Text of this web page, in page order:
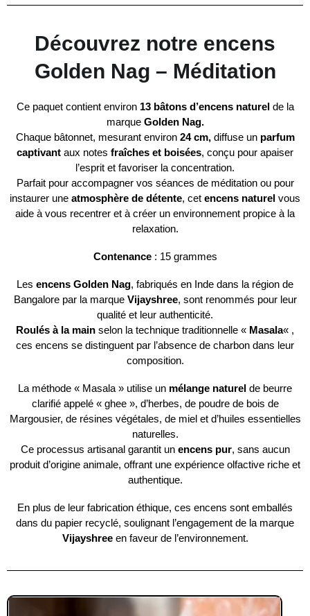
Découvrez notre encens
Golden Nag – Méditation
Ce paquet contient environ 13 bâtons d’encens naturelde la
marque Golden Nag.
Chaque bâtonnet, mesurant environ 24 cm,diffuse un parfum
captivant aux notes fraîches et boisées, conçu pour apaiser
l’esprit et favoriser la concentration.
Parfait pour accompagner vos séances de méditation ou pour
instaurer une atmosphère de détente, cet encens naturel vous
aide à vous recentrer et à créer un environnement propice à la
relaxation.
Contenance: 15 grammes
Les encens Golden Nag, fabriqués en Inde dans la région de
Bangalore par la marque Vijayshree, sont renommés pour leur
qualité et leur authenticité.
Roulés à la main selon la technique traditionnelle « Masala« ,
ces encens se distinguent par l’absence de charbon dans leur
composition.
La méthode « Masala » utilise un mélange naturel de beurre
clarifié appelé « ghee », d’herbes, de poudre de bois de
Margousier, de résines végétales, de miel et d’huiles essentielles
naturelles.
Ce processus artisanal garantit un encens pur, sans aucun
produit d’origine animale, offrant une expérience olfactive riche et
authentique.
En plus de leur fabrication éthique, ces encens sont emballés
dans du papier recyclé, soulignant l’engagement de la marque
Vijayshreeen faveur de l’environnement.